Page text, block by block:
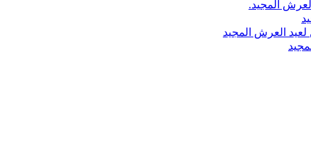
المجيد.
العرش المجيد